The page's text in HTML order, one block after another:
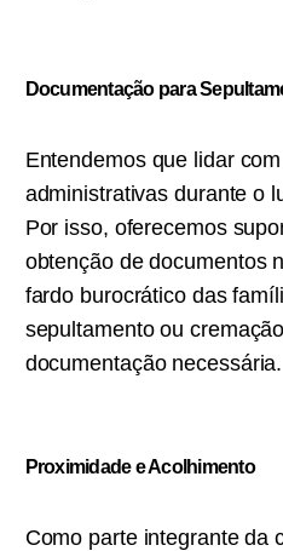
Documentação para
Entendemos que lidar
administrativas durante o
Por isso, oferecemos
obtenção de documentos
fardo burocrático das
sepultamento ou
documentação necessária.
Proximidade e Acolhimento
Como parte integrante da